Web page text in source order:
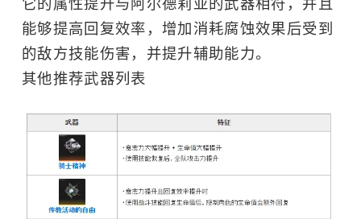
能够提高回复效率，增加消耗腐蚀效果后受到
的敌方技能伤害，并提升辅助能力。
其他推荐武器列表